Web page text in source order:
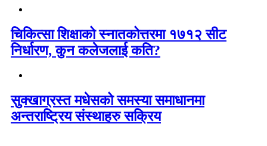
चिकित्सा शिक्षाको स्नातकोत्तरमा १७१२ सीट
निर्धारण, कुन कलेजलाई कति?
सुक्खाग्रस्त मधेसको समस्या समाधानमा
अन्तराष्ट्रिय संस्थाहरु सक्रिय